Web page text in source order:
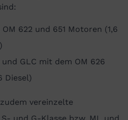
622 und 651 Motoren (1,6
GLC mit dem OM 626
Diesel)
vereinzelte
und G-Klasse bzw. ML und